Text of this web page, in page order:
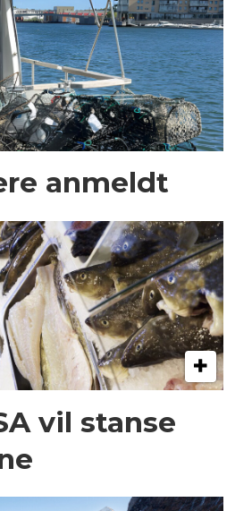
anmeldt
vil stanse